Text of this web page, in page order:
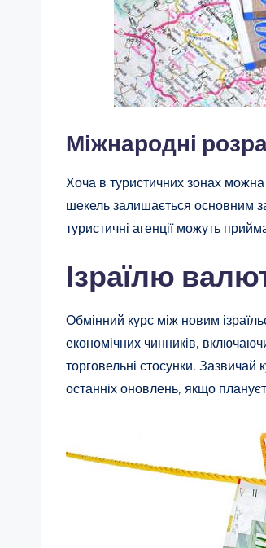
Міжнародні
Хоча в туристичних зонах можна
шекель залишається основним
туристичні агенції можуть
Ізраїлю
Обмінний курс між новим
економічних чинників,
торговельні стосунки.
останніх оновлень, якщо